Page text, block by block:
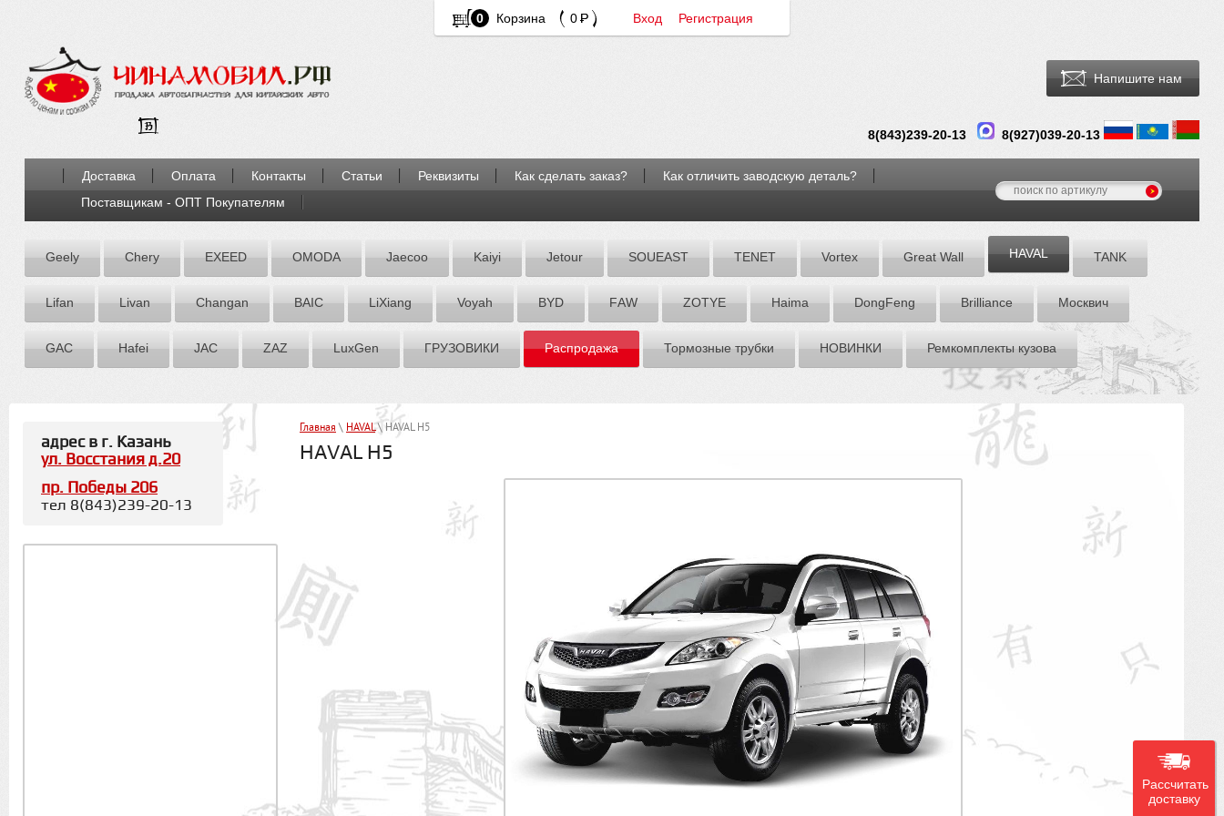
0 Корзина 0 Вход Регистрация
Напишите нам
8(843)239-20-13 8(927)039-20-13
Доставка Оплата Контакты Статьи Реквизиты Как сделать заказ?
Как отличить заводскую деталь?
Поставщикам - ОПТ Покупателям
Geely Chery EXEED OMODA Jaecoo Kaiyi Jetour SOUEAST TENET Vortex Great Wall HAVAL TANK
Lifan Livan Chаngаn BAIC LiXiang Voyah BYD FАW ZOTYE Hаimа DоngFeng Brilliance Москвич
GAC Hafei JAC ZАZ LuxGen ГРУЗОВИКИ Распродажа Тормозные трубки НОВИНКИ Ремкомплекты кузова
Главная \ HAVAL\ HAVAL H5
HAVAL H5
адрес в г. Казань
ул. Восстания д.20
пр. Победы 206
тел 8(843)239-20-13
Рассчитать
доставку